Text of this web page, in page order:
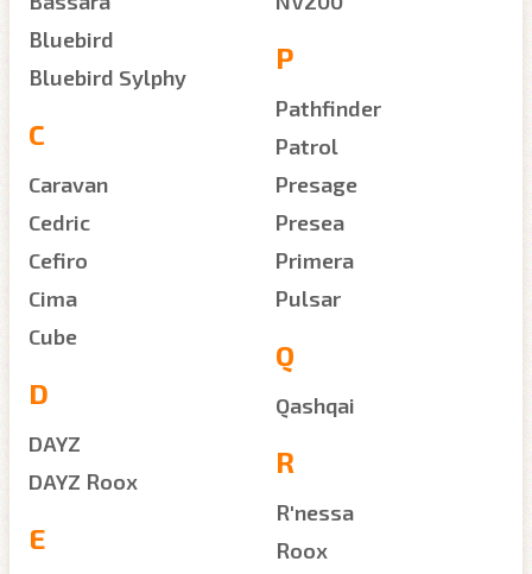
Bluebird
Bluebird Sylphy
C
Caravan
Cedric
Cefiro
Cima
Cube
D
DAYZ
DAYZ Roox
E
P
Pathfinder
Patrol
Presage
Presea
Primera
Pulsar
Q
Qashqai
R
R'nessa
Roox